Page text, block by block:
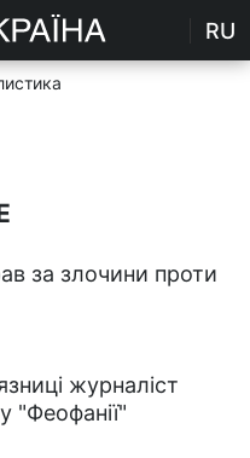
RU
за злочини проти
журналіст
"Феофанії"